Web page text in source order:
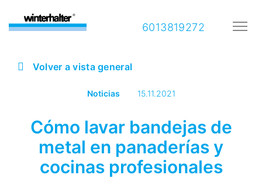
6013819272
Volver a vista general
Noticias 15.11.2021
Cómo lavar bandejas de
metal en panaderías y
cocinas profesionales